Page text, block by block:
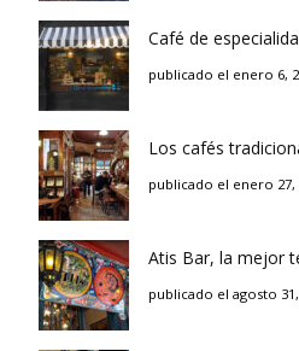
Café de
publicado el enero 6,
Los cafés
publicado el enero 27,
Atis Bar, la mejor
publicado el agosto 31,